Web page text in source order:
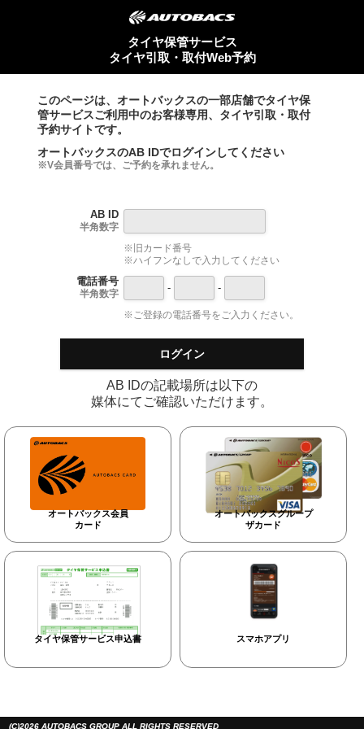
タイヤ保管サービス
タイヤ引取・取付Web予約
このページは、オートバックスの一部店舗でタイヤ保
管サービスご利用中のお客様専用、タイヤ引取・取付
予約サイトです。
オートバックスのAB IDでログインしてください
※V会員番号では、ご予約を承れません。
AB ID
半角数字
※旧カード番号
※ハイフンなしで入力してください
電話番号
半角数字 - -
※ご登録の電話番号をご入力ください。
ログイン
AB IDの記載場所は以下の
媒体にてご確認いただけます。
オートバックス会員
カード
オートバックスグループ
ザカード
タイヤ保管サービス申込書 スマホアプリ
(C)2026 AUTOBACS GROUP ALL RIGHTS RESERVED